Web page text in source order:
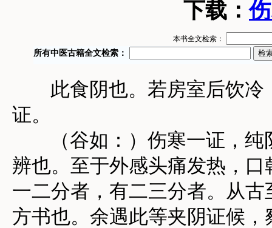
下载：
本书全文检索：
此食阴也。若房室后饮冷
证。
（谷如：）伤寒一证，纯
辨也。至于外感头痛发热，
一二分者，有二三分者。从
方书也。余遇此等夹阴证候